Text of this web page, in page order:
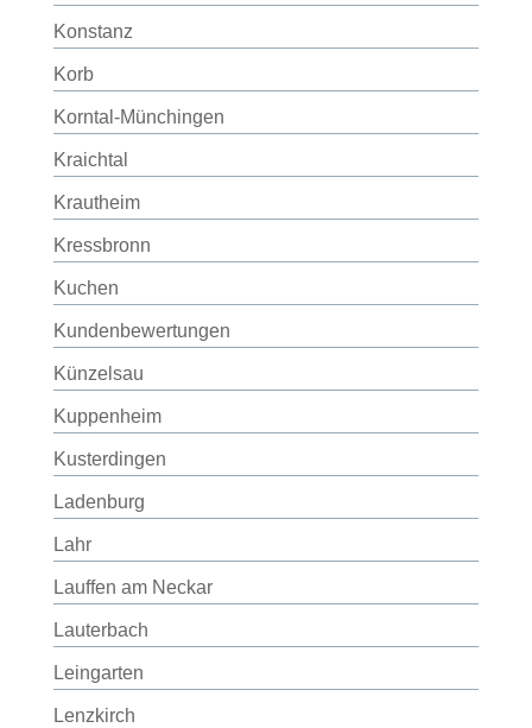
Konstanz
Korb
Korntal-Münchingen
Kraichtal
Krautheim
Kressbronn
Kuchen
Kundenbewertungen
Künzelsau
Kuppenheim
Kusterdingen
Ladenburg
Lahr
Lauffen am Neckar
Lauterbach
Leingarten
Lenzkirch